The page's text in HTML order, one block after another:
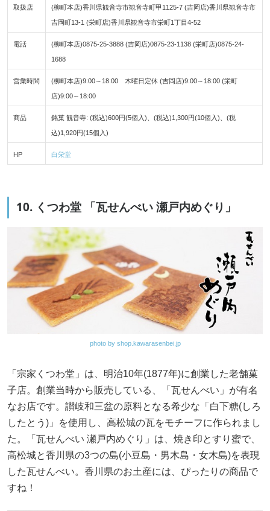
取扱店 (柳町本店)香川県観音寺市観音寺町甲1125-7 (吉岡店)香川県観音寺市
吉岡町13-1 (栄町店)香川県観音寺市栄町1丁目4-52
電話 (柳町本店)0875-25-3888 (吉岡店)0875-23-1138 (栄町店)0875-24-
1688
営業時間 (柳町本店)9:00～18:00 木曜日定休 (吉岡店)9:00～18:00 (栄町
店)9:00～18:00
商品 銘菓 観音寺: (税込)600円(5個入)、(税込)1,300円(10個入)、(税
込)1,920円(15個入)
HP 白栄堂
10. くつわ堂 「瓦せんべい 瀬戸内めぐり」
photo by shop.kawarasenbei.jp
「宗家くつわ堂」は、明治10年(1877年)に創業した老舗菓
子店。創業当時から販売している、「瓦せんべい」が有名
なお店です。讃岐和三盆の原料となる希少な「白下糖(しろ
したとう)」を使用し、高松城の瓦をモチーフに作られまし
た。「瓦せんべい 瀬戸内めぐり」は、焼き印とすり蜜で、
高松城と香川県の3つの島(小豆島・男木島・女木島)を表現
した瓦せんべい。香川県のお土産には、ぴったりの商品で
すね！